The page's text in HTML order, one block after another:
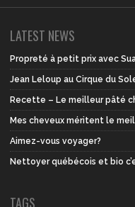
LATEST NEWS
Propreté à petit prix avec
Jean Leloup au Cirque du
Recette – Le meilleur pâté
Mes cheveux méritent le
Aimez-vous voyager?
Nettoyer québécois et bio
TAGS